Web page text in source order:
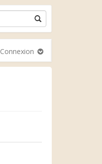
Connexion